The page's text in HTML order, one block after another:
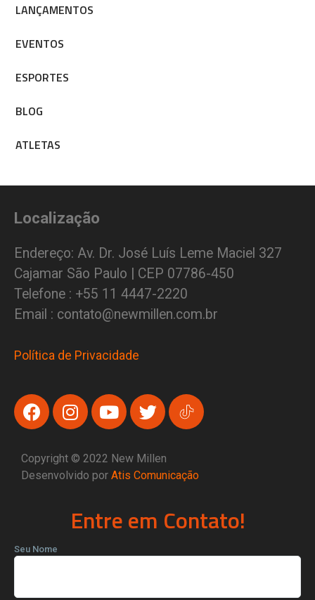
LANÇAMENTOS
EVENTOS
ESPORTES
BLOG
ATLETAS
Localização
Endereço: Av. Dr. José Luís Leme Maciel 327
Cajamar São Paulo | CEP 07786-450
Telefone : +55 11 4447-2220
Email : contato@newmillen.com.br
Política de Privacidade
Copyright © 2022 New Millen
Desenvolvido por Atis Comunicação
Entre em Contato!
Seu Nome